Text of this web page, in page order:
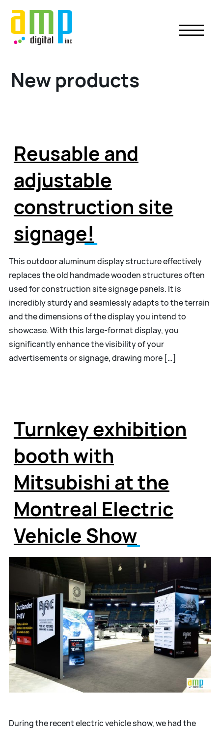
content
New products
Reusable and
adjustable
construction site
signage!
This outdoor aluminum display structure effectively
replaces the old handmade wooden structures often
used for construction site signage panels. It is
incredibly sturdy and seamlessly adapts to the terrain
and the dimensions of the display you intend to
showcase. With this large-format display, you
significantly enhance the visibility of your
advertisements or signage, drawing more […]
Turnkey exhibition
booth with
Mitsubishi at the
Montreal Electric
Vehicle Show
During the recent electric vehicle show, we had the